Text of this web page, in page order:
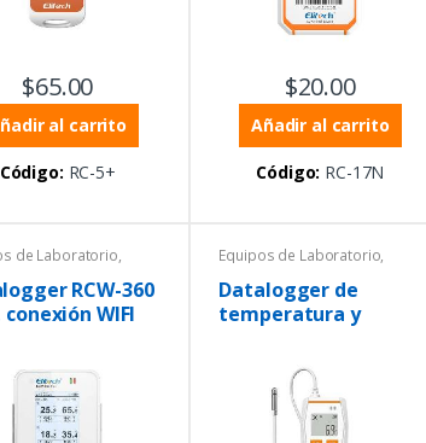
$65.00
al carrito
Código: RC-5+
$20.00
Añadir al carrito
Código: RC-17N
de Laboratorio,
RCW-360
conexión WIFI
Equipos de Laboratorio,
Temperatura
Termohigrómetros
Datalogger de
temperatura y